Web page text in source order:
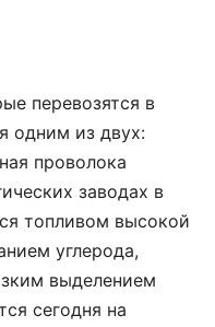
перевозятся в
одним из двух:
проволока
заводах в
топливом высокой
углерода,
выделением
сегодня на